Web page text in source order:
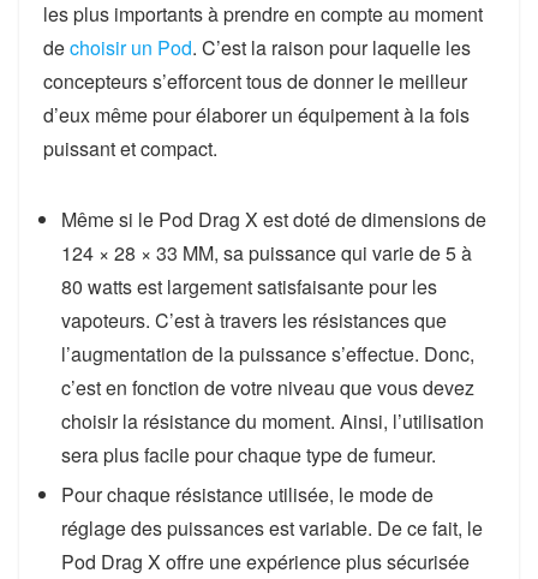
les plus importants à prendre en compte au moment
dechoisir un Pod. C’est la raison pour laquelle les
concepteurs s’efforcent tous de donner le meilleur
d’eux même pour élaborer un équipement à la fois
puissant et compact.
Même si le Pod Drag X est doté de dimensions de
124 × 28 × 33 MM, sa puissance qui varie de 5 à
80 watts est largement satisfaisante pour les
vapoteurs. C’est à travers les résistances que
l’augmentation de la puissance s’effectue. Donc,
c’est en fonction de votre niveau que vous devez
choisir la résistance du moment. Ainsi, l’utilisation
sera plus facile pour chaque type de fumeur.
Pour chaque résistance utilisée, le mode de
réglage des puissances est variable. De ce fait, le
Pod Drag X offre une expérience plus sécurisée